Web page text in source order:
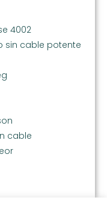
4002
sin cable potente
cable